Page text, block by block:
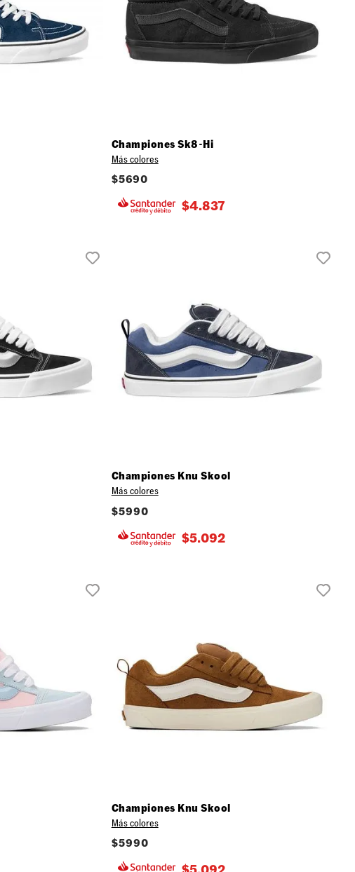
Championes Sk8-Hi
Más colores
$5690
$4.837
Championes Knu Skool
Más colores
$5990
$5.092
Championes Knu Skool
Más colores
$5990